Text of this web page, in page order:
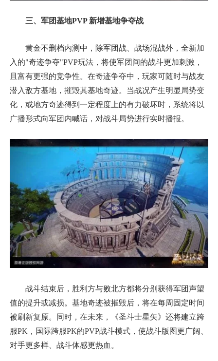
三、军团基地PVP 新增基地争夺战
黄金不删档内测中，除军团战、战场混战外，全新加
入的"奇迹争夺"PVP玩法，将使军团间的战斗更加刺激，
且富有更强的竞争性。在奇迹争夺中，玩家可随时与战友
潜入敌方基地，摧毁其基地奇迹。当战况产生明显局势变
化，或地方奇迹得到一定程度上的有力破坏时，系统将以
广播形式向军团内喊话，对战斗局势进行实时播报。
战斗结束后，胜利方与败北方都将分别获得军团声望
值的提升或减损。基地奇迹被摧毁后，将在每周固定时间
被刷新复原。同时，在未来，《圣斗士星矢》还将建立跨
服PK，国际跨服PK的PVP战斗模式，使战斗版图更广阔、
对手更多样、战斗体感更热血。